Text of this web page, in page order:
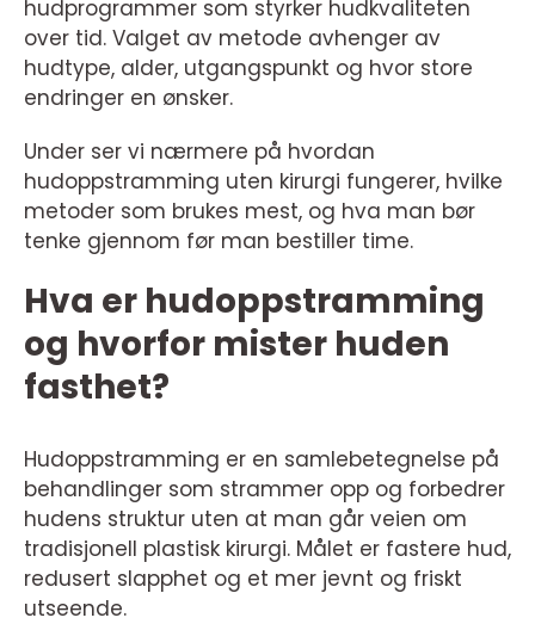
hudprogrammer som styrker hudkvaliteten
over tid. Valget av metode avhenger av
hudtype, alder, utgangspunkt og hvor store
endringer en ønsker.
Under ser vi nærmere på hvordan
hudoppstramming uten kirurgi fungerer, hvilke
metoder som brukes mest, og hva man bør
tenke gjennom før man bestiller time.
Hva er hudoppstramming
og hvorfor mister huden
fasthet?
Hudoppstramming er en samlebetegnelse på
behandlinger som strammer opp og forbedrer
hudens struktur uten at man går veien om
tradisjonell plastisk kirurgi. Målet er fastere hud,
redusert slapphet og et mer jevnt og friskt
utseende.